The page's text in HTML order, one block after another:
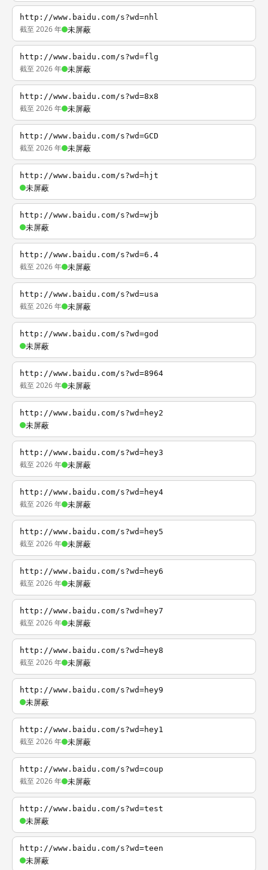
http://www.baidu.com/s?wd=nhl
截至 2026 年 未屏蔽
http://www.baidu.com/s?wd=flg
截至 2026 年 未屏蔽
http://www.baidu.com/s?wd=8x8
截至 2026 年 未屏蔽
http://www.baidu.com/s?wd=GCD
截至 2026 年 未屏蔽
http://www.baidu.com/s?wd=hjt
未屏蔽
http://www.baidu.com/s?wd=wjb
未屏蔽
http://www.baidu.com/s?wd=6.4
截至 2026 年 未屏蔽
http://www.baidu.com/s?wd=usa
截至 2026 年 未屏蔽
http://www.baidu.com/s?wd=god
未屏蔽
http://www.baidu.com/s?wd=8964
截至 2026 年 未屏蔽
http://www.baidu.com/s?wd=hey2
未屏蔽
http://www.baidu.com/s?wd=hey3
截至 2026 年 未屏蔽
http://www.baidu.com/s?wd=hey4
截至 2026 年 未屏蔽
http://www.baidu.com/s?wd=hey5
截至 2026 年 未屏蔽
http://www.baidu.com/s?wd=hey6
截至 2026 年 未屏蔽
http://www.baidu.com/s?wd=hey7
截至 2026 年 未屏蔽
http://www.baidu.com/s?wd=hey8
截至 2026 年 未屏蔽
http://www.baidu.com/s?wd=hey9
未屏蔽
http://www.baidu.com/s?wd=hey1
截至 2026 年 未屏蔽
http://www.baidu.com/s?wd=coup
截至 2026 年 未屏蔽
http://www.baidu.com/s?wd=test
未屏蔽
http://www.baidu.com/s?wd=teen
未屏蔽